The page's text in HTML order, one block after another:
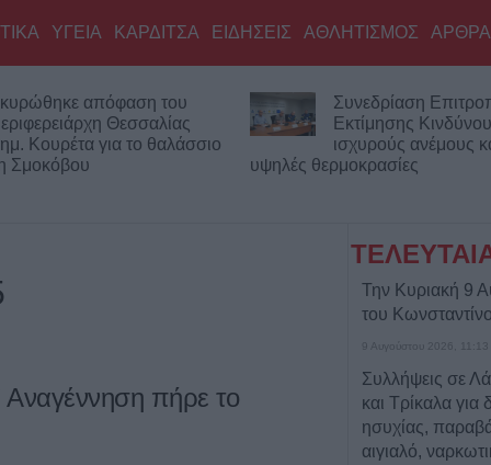
ΥΓΕΙΑ ΚΑΡΔΙΤΣΑ ΕΙΔΗΣΕΙΣ ΑΘΛΗΤΙΣΜΟΣ ΑΡΘΡΑ
απόφαση του
Θεσσαλίας
Κουρέτα για το θαλάσσιο
Σμοκόβου
Συνεδρίαση
Εκτίμησης
ισχυρούς ανέμους
υψηλές θερμοκρασίες
πήρε το
Την Κυριακή 9
του
9 Αυγούστου 2026, 11:13
Συλλήψεις σε
και Τρίκαλα για
ησυχίας,
αιγιαλό,